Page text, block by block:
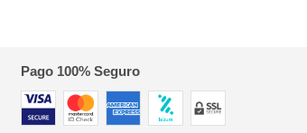
Pago 100% Seguro